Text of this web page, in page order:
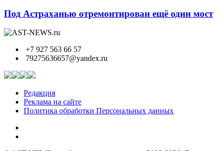
Под Астраханью отремонтирован ещё один мост
+7 927 563 66 57
79275636657@yandex.ru
Редакция
Реклама на сайте
Политика обработки Персональных данных